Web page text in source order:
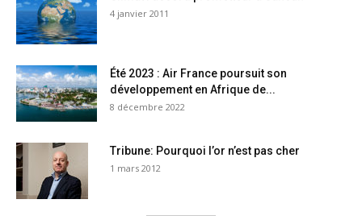
4 janvier 2011
Été 2023 : Air France poursuit son
développement en Afrique de...
8 décembre 2022
Tribune: Pourquoi l’or n’est pas cher
1 mars 2012